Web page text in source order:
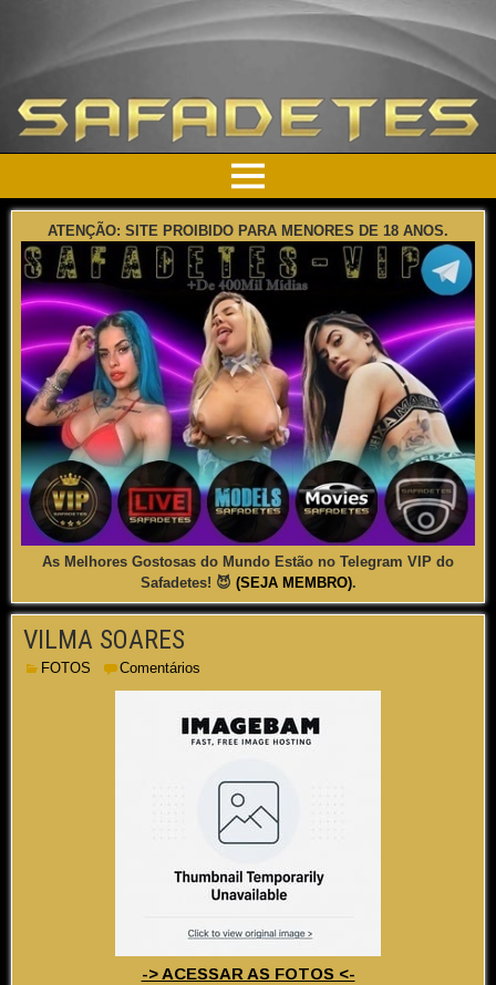
ATENÇÃO: SITE PROIBIDO PARA MENORES DE 18 ANOS.
As Melhores Gostosas do Mundo Estão no Telegram VIP do
Safadetes! 😈 (SEJA MEMBRO).
VILMA SOARES
FOTOS Comentários
-> ACESSAR AS FOTOS <-